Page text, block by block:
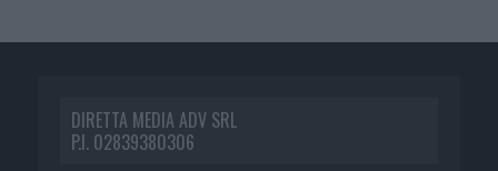
DIRETTA MEDIA ADV SRL
P.I. 02839380306